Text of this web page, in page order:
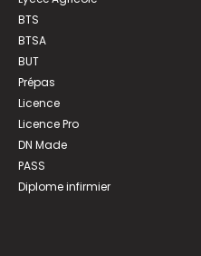
BTS
BTSA
BUT
Prépas
Licence
Licence Pro
DN Made
PASS
Diplome infirmier